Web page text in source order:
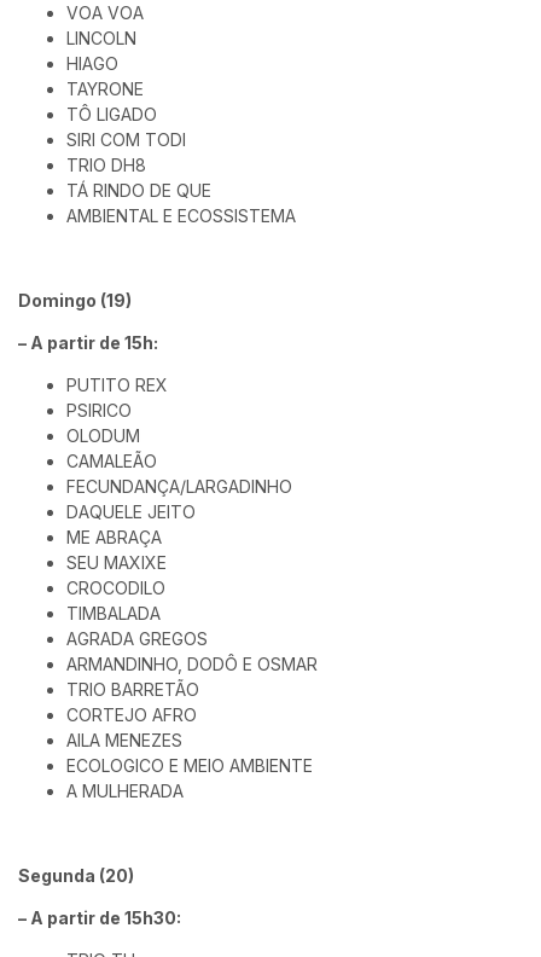
VOA VOA
LINCOLN
HIAGO
TAYRONE
TÔ LIGADO
SIRI COM TODI
TRIO DH8
TÁ RINDO DE QUE
AMBIENTAL E ECOSSISTEMA
Domingo (19)
– A partir de 15h:
PUTITO REX
PSIRICO
OLODUM
CAMALEÃO
FECUNDANÇA/LARGADINHO
DAQUELE JEITO
ME ABRAÇA
SEU MAXIXE
CROCODILO
TIMBALADA
AGRADA GREGOS
ARMANDINHO, DODÔ E OSMAR
TRIO BARRETÃO
CORTEJO AFRO
AILA MENEZES
ECOLOGICO E MEIO AMBIENTE
A MULHERADA
Segunda (20)
– A partir de 15h30: